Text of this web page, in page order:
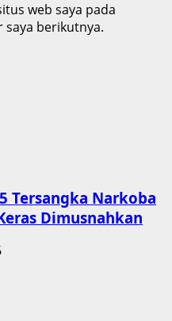
web saya pada
berikutnya.
Tersangka Narkoba
Dimusnahkan